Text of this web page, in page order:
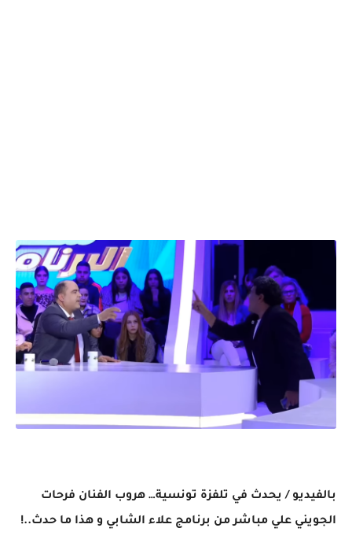
بالفيديو / يحدث في تلفزة تونسية… هروب الفنان فرحات
الجويني علي مباشر من برنامج علاء الشابي و هذا ما حدث..!